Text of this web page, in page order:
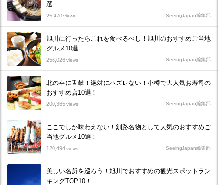
選
25,470views SeeingJapan編集部
旭川に行ったらこれを食べるべし！旭川のおすすめご当地
グルメ10選
256,026views SeeingJapan編集部
北の幸に舌鼓！絶対にハズレない！小樽で大人気お寿司の
おすすめ店10選！
200,365views SeeingJapan編集部
ここでしか味わえない！釧路名物として人気のおすすめご
当地グルメ10選！
120,494views SeeingJapan編集部
美しい名所を巡ろう！旭川でおすすめの観光スポットラン
キングTOP10！